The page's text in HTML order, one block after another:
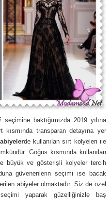
seçimine baktığımızda 2019 yılına
transparan detayına yer
de kullanılan sırt kolyeleri ile
Göğüs kısmında kullanılan
büyük ve gösterişli kolyeler tercih
güvenenlerin seçimi ise bacak
abiyeler olmaktadır. Siz de özel
yaparak güzelliğinizle baş